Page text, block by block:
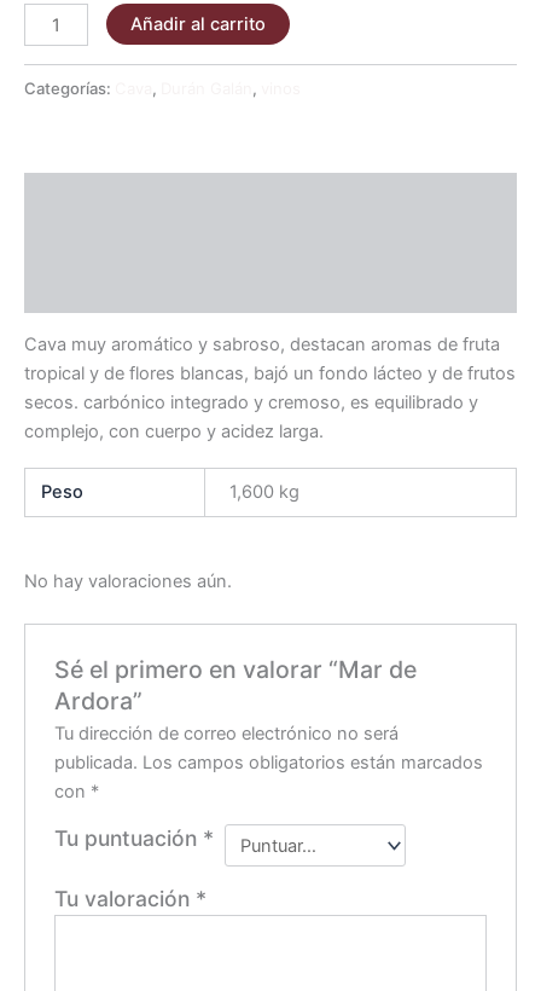
Añadir al carrito
Categorías: , ,
Cava muy aromático y sabroso, destacan aromas de fruta
tropical y de flores blancas, bajó un fondo lácteo y de frutos
secos. carbónico integrado y cremoso, es equilibrado y
complejo, con cuerpo y acidez larga.
Peso 1,600 kg
No hay valoraciones aún.
Sé el primero en valorar “Mar de
Ardora”
Tu dirección de correo electrónico no será
publicada. Los campos obligatorios están marcados
con *
Tu puntuación *
Tu valoración *